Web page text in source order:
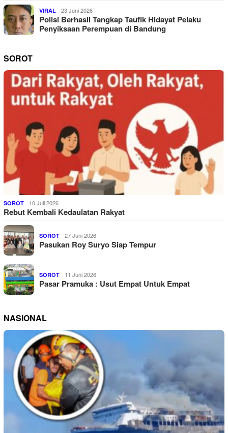
VIRAL 23 Juni 2026
Polisi Berhasil Tangkap Taufik Hidayat Pelaku
Penyiksaan Perempuan di Bandung
SOROT
SOROT 10 Juli 2026
Rebut Kembali Kedaulatan Rakyat
SOROT 27 Juni 2026
Pasukan Roy Suryo Siap Tempur
SOROT 11 Juni 2026
Pasar Pramuka : Usut Empat Untuk Empat
NASIONAL